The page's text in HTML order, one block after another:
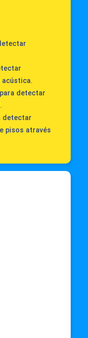
acústica.
para detectar
detectar
pisos através